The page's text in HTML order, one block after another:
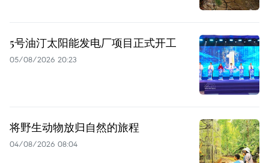
5号油汀太阳能发电厂项目正式开工
05/08/2026 20:23
将野生动物放归自然的旅程
04/08/2026 08:04